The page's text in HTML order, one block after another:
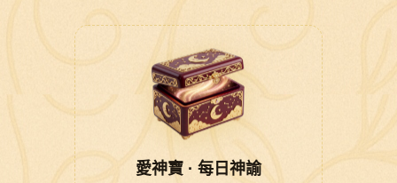
愛神寶 · 每日神諭